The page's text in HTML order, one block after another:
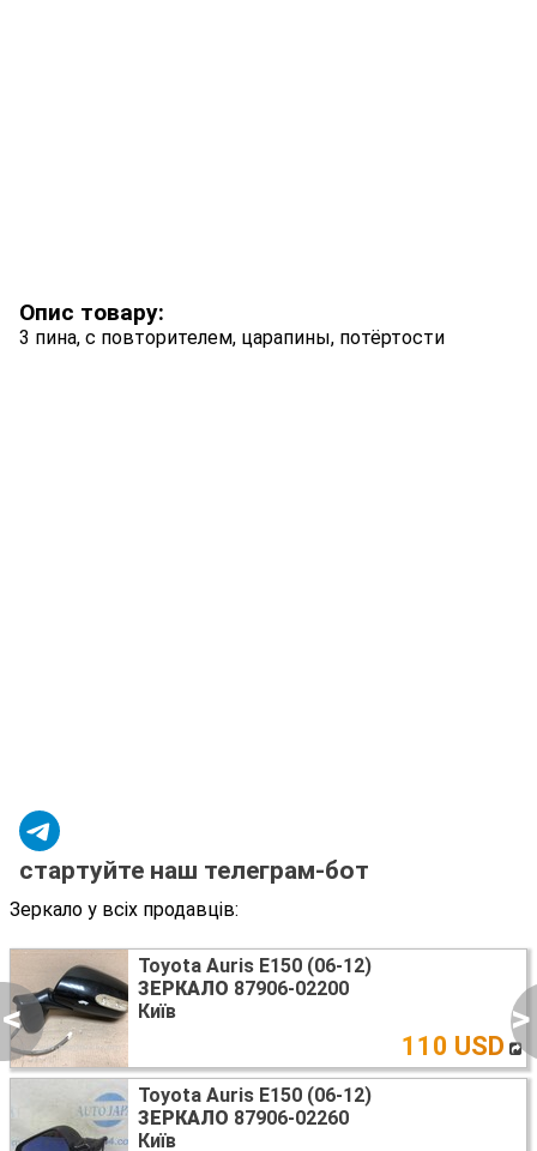
< >
Опис товару:
3 пина, с повторителем, царапины, потёртости
стартуйте наш телеграм-бот
Зеркало у всіх продавців:
Toyota Auris E150 (06-12)
ЗЕРКАЛО 87906-02200
Київ
110 USD
Toyota Auris E150 (06-12)
ЗЕРКАЛО 87906-02260
Київ